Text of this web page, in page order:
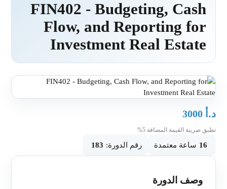
FIN402 - Budgeting, Cash
Flow, and Reporting for
Investment Real Estate
د.أ 3000
تطبق ضريبة القيمة المضافة 5%
16 ساعة معتمدة رقم الدورة: 183
وصف الدورة